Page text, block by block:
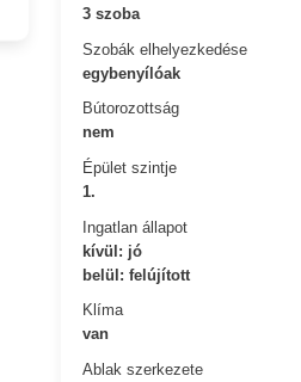
3 szoba
Szobák elhelyezkedése
egybenyílóak
Bútorozottság
nem
Épület szintje
1.
Ingatlan állapot
kívül: jó
belül: felújított
Klíma
van
Ablak szerkezete